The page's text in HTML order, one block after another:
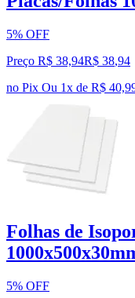
5% OFF
Preço R$ 38,94R$ 38,94
no Pix Ou 1x de R$
Folhas de
5% OFF